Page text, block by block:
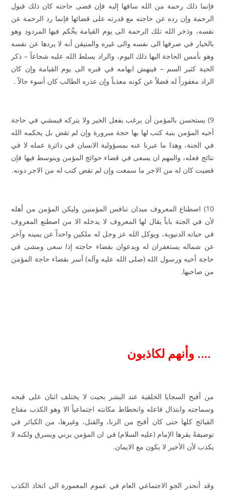
فإنما ذلك رحمة من الله ساقها إليه فإن قضى حاجته كان ذلك قبول
الرحمة وإن رده عن حاجته مع قدرته على قضائها فإنما رد الرحمة عن
نفسه، وذخر الله تلك الرحمة الى يوم القيامة يحِّكم فيها المردود وهو
بالخيار في صرفها الى نفسه والى غيره والمتيقن أنه لا يردها عن نفسه
وهو بأمس الحاجة اليها ذلك اليوم، والراد يسلط الله عليه شجاعاً – ذكر
الحية كثير السم – فينهش ابهامه في قبره الى يوم القيامة وإن كان
الراد مغفوراً له فضلاً عن كونه معذباً وإن عذره الطالب كان أسوء حالاً .
9) يستحسن بالمؤمن أن يرغب بفعل الخير ولا يتركه فيمشي في حاجة
أخيه المؤمن بنية كتب لها بها حجة مبرورة وإن لم تقض بل يحكمه الله
في الجنة، وهذا ما عبرنا عنه بمسؤولية الانسان في دائرة عمله لا في
نتائج فعله، والمهم ان يسعى في قضاء حوائج المؤمن ويتوسط فيها فإن
قضيت كان له من الاجر ما سمعت وإن لم تقض كتب له من الاجر دونه.
10) اصطناع المعروف ميدان تنافس المؤمنين وليكن المؤمن من أهله
لأن في الجنة باباً يقال لها المعروف لا يدخله الا من اصطنع المعروف
في حياته الدنيوية، ويوكل الله عز وجل له ملكين واحداً عن يمينه وآخر
عن شماله يستغفران له ويدعوان بقضاء حاجته إذا سعى ومشى في
حاجة أخيه ورسول الله (صلى الله عليه وآله) أسر بقضاء حاجة المؤمن
من صاحبها.
…. وأنهم لكاذبون
من أقبح السجايا الخلقية عند البشر بحيث لا يختلف اثنان على قبحه
وسماجته وابتذال فاعله وانحطاط مكانته اجتماعياً الا وهو الكذب مفتاح
القبائح كلها حتى كان أقبح من الزنا، والقتل، وغيرها، من الكبائر في
توصيفةً يقرها الإمام (عليه السلام) في ان المؤمن يزني ويسرق ولكنه لا
يكذب لأن الأخير لا يكون مع الايمان.
وقد أنحدر الجو الاجتماعي العام في عموم المعمورة الى اتخاذ الكذب